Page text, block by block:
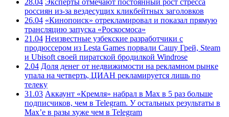
россиян из-за вездесущих кликбейтных заголовков
26.04 «Кинопоиск» отрекламировал и показал прямую
трансляцию запуска «Роскосмоса»
21.04 Неизвестные узбекские разработчики с
продюссером из Lesta Games порвали Сашу Грей, Steam
и Ubisoft своей пиратской бродилкой Windrose
2.04 Доля денег от недвижимости на рекламном рынке
упала на четверть, ЦИАН рекламируется лишь по
телеку
31.03 Аккаунт «Кремля» набрал в Max в 5 раз больше
подписчиков, чем в Telegram. У остальных результаты в
Max’е в разы хуже чем в Telegram